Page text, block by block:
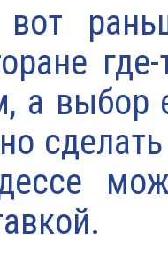
вот
а выбор